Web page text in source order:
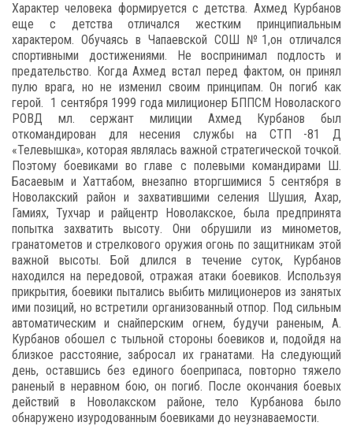
Характер человека формируется с детства. Ахмед Курбанов
еще с детства отличался жестким принципиальным
характером. Обучаясь в Чапаевской СОШ №1,он отличался
спортивными достижениями. Не воспринимал​ подлость и
предательство. Когда Ахмед встал перед фактом, он принял
пулю врага, но не изменил своим принципам.​ Он погиб как
герой. ​ 1 сентября 1999 года милиционер БППСМ Новолаского
РОВД мл. сержант милиции Ахмед Курбанов был
откомандирован для несения службы на СТП -81 Д
«Телевышка», которая являлась важной стратегической точкой.
Поэтому боевиками во главе с полевыми командирами Ш.
Басаевым и Хаттабом, внезапно вторгшимися 5 сентября в
Новолакский район и захватившими селения Шушия, Ахар,
Гамиях, Тухчар и райцентр Новолакское, была предпринята
попытка захватить высоту. Они обрушили из минометов,
гранатометов и стрелкового оружия огонь по защитникам этой
важной высоты. Бой длился в течение суток, Курбанов
находился на передовой, отражая атаки боевиков. Используя
прикрытия, боевики пытались выбить милиционеров из занятых
ими позиций, но встретили организованный отпор. Под сильным
автоматическим и снайперским огнем, будучи раненым, А.
Курбанов обошел с тыльной стороны боевиков и, подойдя на
близкое расстояние, забросал их гранатами. На следующий
день, оставшись без единого боеприпаса, повторно тяжело
раненый в неравном бою, он погиб. После окончания боевых
действий в Новолакском районе, тело Курбанова было
обнаружено изуродованным боевиками до неузнаваемости.